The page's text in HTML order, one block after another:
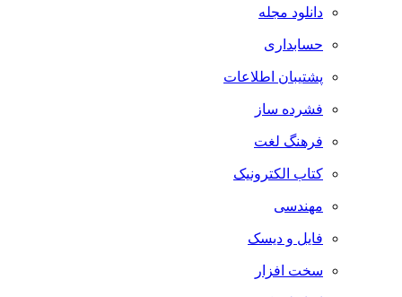
دانلود مجله
حسابداری
پشتیبان اطلاعات
فشرده ساز
فرهنگ لغت
کتاب الکترونیک
مهندسی
فایل و دیسک
سخت افزار